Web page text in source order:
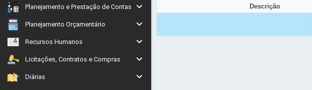
Planejamento e Prestação de Contas
Planejamento Orçamentário
Recursos Humanos
Licitações, Contratos e Compras
Diárias
Descrição